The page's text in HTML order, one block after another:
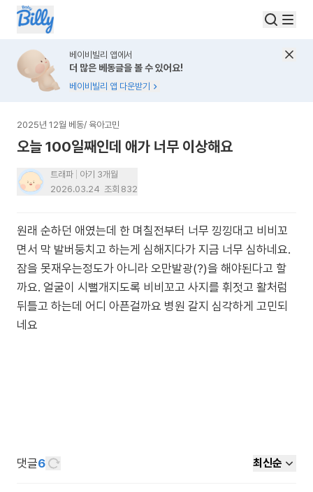
베이비빌리 앱에서
더 많은 베동글을 볼 수 있어요!
베이비빌리 앱 다운받기
2025년 12월 베동/ 육아고민
오늘 100일째인데 애가 너무 이상해요
트래파
아기 3개월
2026.03.24 조회 832
원래 순하던 애였는데 한 며칠전부터 너무 낑낑대고 비비꼬
면서 막 발버둥치고 하는게 심해지다가 지금 너무 심하네요.
잠을 못재우는정도가 아니라 오만발광(?)을 해야된다고 할
까요. 얼굴이 시뻘개지도록 비비꼬고 사지를 휘젓고 활처럼
뒤틀고 하는데 어디 아픈걸까요 병원 갈지 심각하게 고민되
네요
댓글6 최신순